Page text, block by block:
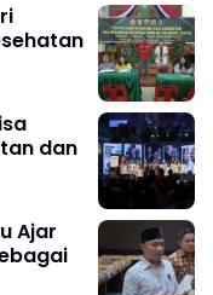
dan
Ajar